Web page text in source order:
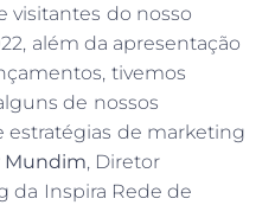
visitantes do nosso
além da apresentação
tivemos
de nossos
estratégias de marketing
Mundim, Diretor
da Inspira Rede de